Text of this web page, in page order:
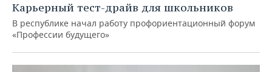
Карьерный тест-драйв для школьников
В республике начал работу профориентационный форум
«Профессии будущего»